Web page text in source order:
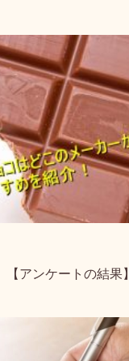
【アンケートの結果】